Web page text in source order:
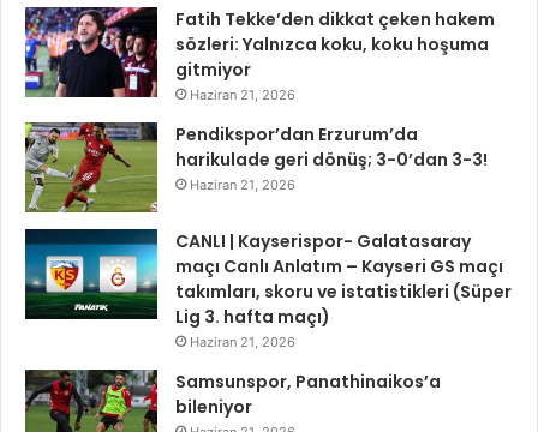
Fatih Tekke’den dikkat çeken hakem
sözleri: Yalnızca koku, koku hoşuma
gitmiyor
Haziran 21, 2026
Pendikspor’dan Erzurum’da
harikulade geri dönüş; 3-0’dan 3-3!
Haziran 21, 2026
CANLI | Kayserispor- Galatasaray
maçı Canlı Anlatım – Kayseri GS maçı
takımları, skoru ve istatistikleri (Süper
Lig 3. hafta maçı)
Haziran 21, 2026
Samsunspor, Panathinaikos’a
bileniyor